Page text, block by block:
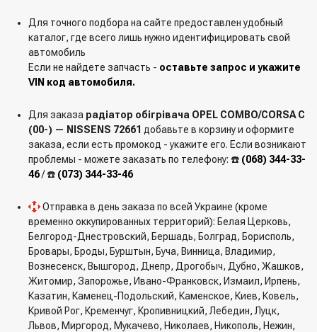
Для точного подбора на сайте предоставлен удобный
каталог, где всего лишь нужно идентифицировать свой
автомобиль
Если не найдете запчасть - оставьте запрос и укажите
VIN код автомобиля.
Для заказа радіатор обігрівача OPEL COMBO/CORSA C
(00-) — NISSENS 72661 добавьте в корзину и оформите
заказа, если есть промокод - укажите его. Если возникают
проблемы - можете заказать по телефону: ☎️ (068) 344-33-
46/ ☎️ (073) 344-33-46
Отправка в день заказа по всей Украине (кроме
временно оккупированных территорий): Белая Церковь,
Белгород-Днестровский, Бершадь, Болград, Борисполь,
Бровары, Броды, Бурштын, Буча, Винница, Владимир,
Вознесенск, Вышгород, Днепр, Дрогобыч, Дубно, Жашков,
Житомир, Запорожье, Ивано-Франковск, Измаил, Ирпень,
Казатин, Каменец-Подольский, Каменское, Киев, Ковель,
Кривой Рог, Кременчуг, Кропивницкий, Лебедин, Луцк,
Львов, Миргород, Мукачево, Николаев, Никополь, Нежин,